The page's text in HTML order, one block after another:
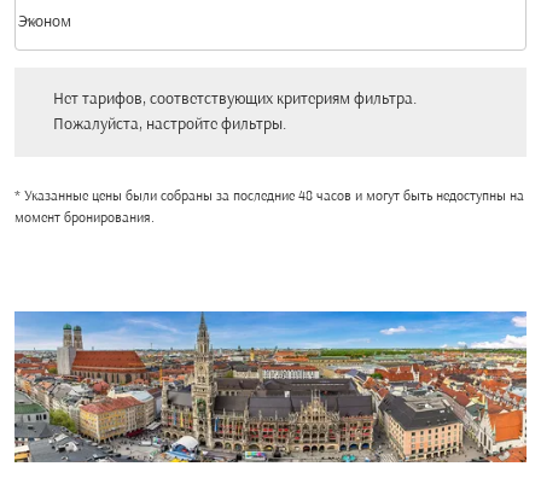
Класс option Эконом Selected
Эконом
keyboard_arrow_down
Нет тарифов, соответствующих критериям фильтра.
Пожалуйста, настройте фильтры.
* Указанные цены были собраны за последние 48 часов и могут быть недоступны на
момент бронирования.